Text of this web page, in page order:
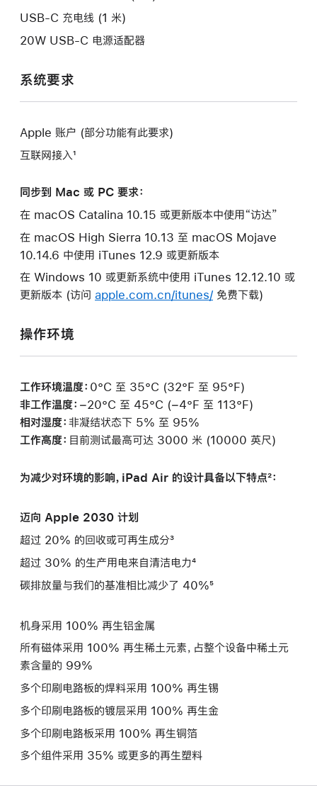
USB-C 充电线 (1 米)
20W USB-C 电源适配器
系统要求
Apple 账户 (部分功能有此要求)
互联网接入¹
同步到 Mac 或 PC 要求：
在 macOS Catalina 10.15 或更新版本中使用“访达”
在 macOS High Sierra 10.13 至 macOS Mojave
10.14.6 中使用 iTunes 12.9 或更新版本
在 Windows 10 或更新系统中使用 iTunes 12.12.10 或
更新版本 (访问 apple.com.cn/itunes/ 免费下载)
操作环境
工作环境温度： 0°C 至 35°C (32°F 至 95°F)
非工作温度： −20°C 至 45°C (−4°F 至 113°F)
相对湿度： 非凝结状态下 5% 至 95%
工作高度： 目前测试最高可达 3000 米 (10000 英尺)
为减少对环境的影响，iPad Air 的设计具备以下特点²：
迈向 Apple 2030 计划
超过 20% 的回收或可再生成分³
超过 30% 的生产用电来自清洁电力⁴
碳排放量与我们的基准相比减少了 40%⁵
机身采用 100% 再生铝金属
所有磁体采用 100% 再生稀土元素，占整个设备中稀土元
素含量的 99%
多个印刷电路板的焊料采用 100% 再生锡
多个印刷电路板的镀层采用 100% 再生金
多个印刷电路板采用 100% 再生铜箔
多个组件采用 35% 或更多的再生塑料